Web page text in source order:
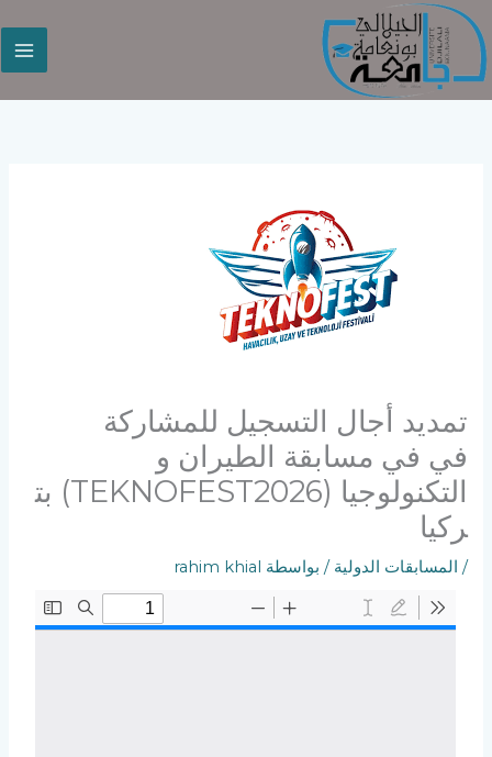
تخطي
إلى
المحتوى
تمديد أجال التسجيل للمشاركة
في في مسابقة الطيران و
التكنولوجيا (TEKNOFEST2026) بت
ركيا
/ المسابقات الدولية / بواسطة rahim khial